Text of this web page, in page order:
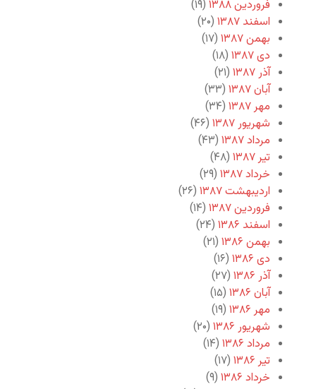
فروردین ۱۳۸۸
(۱۹)
اسفند ۱۳۸۷
(۲۰)
بهمن ۱۳۸۷
(۱۷)
دی ۱۳۸۷
(۱۸)
آذر ۱۳۸۷
(۲۱)
آبان ۱۳۸۷
(۳۳)
مهر ۱۳۸۷
(۳۴)
شهریور ۱۳۸۷
(۴۶)
مرداد ۱۳۸۷
(۴۳)
تیر ۱۳۸۷
(۴۸)
خرداد ۱۳۸۷
(۲۹)
اردیبهشت ۱۳۸۷
(۲۶)
فروردین ۱۳۸۷
(۱۴)
اسفند ۱۳۸۶
(۲۴)
بهمن ۱۳۸۶
(۲۱)
دی ۱۳۸۶
(۱۶)
آذر ۱۳۸۶
(۲۷)
آبان ۱۳۸۶
(۱۵)
مهر ۱۳۸۶
(۱۹)
شهریور ۱۳۸۶
(۲۰)
مرداد ۱۳۸۶
(۱۴)
تیر ۱۳۸۶
(۱۷)
خرداد ۱۳۸۶
(۹)